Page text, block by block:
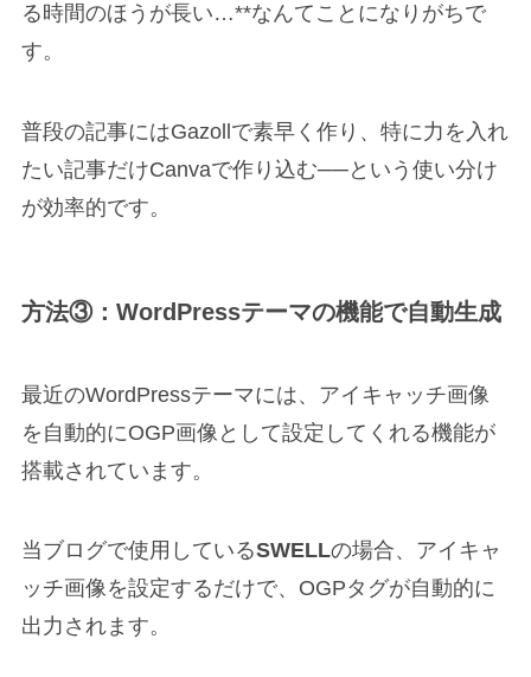
る時間のほうが長い…**なんてことになりがちで
す。
普段の記事にはGazollで素早く作り、特に力を入れ
たい記事だけCanvaで作り込む──という使い分け
が効率的です。
方法③：WordPressテーマの機能で自動生成
最近のWordPressテーマには、アイキャッチ画像
を自動的にOGP画像として設定してくれる機能が
搭載されています。
当ブログで使用しているSWELLの場合、アイキャ
ッチ画像を設定するだけで、OGPタグが自動的に
出力されます。